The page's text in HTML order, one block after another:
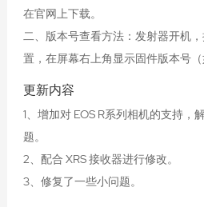
在官网上下载。
二、版本号查看方法：发射器开机
置，在屏幕右上角显示固件版本号（如
更新内容
1、增加对 EOS R系列相机的支持，
题。
2、配合 XRS 接收器进行修改。
3、修复了一些小问题。